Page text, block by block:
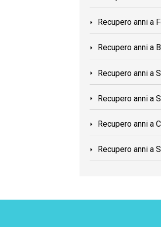
Recupero anni a
Recupero anni a
Recupero anni a
Recupero anni a
Recupero anni a
Recupero anni a